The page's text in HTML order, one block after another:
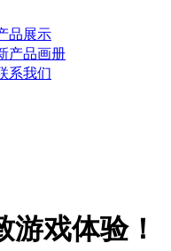
品展示
产品画册
系我们
戏体验！